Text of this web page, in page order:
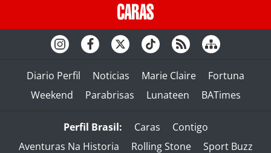
Diario Perfil Noticias Marie Claire
Fortuna
Weekend
Parabrisas Lunateen BATimes
Perfil Brasil: Caras
Contigo
Aventuras Na Historia
Rolling Stone Sport Buzz